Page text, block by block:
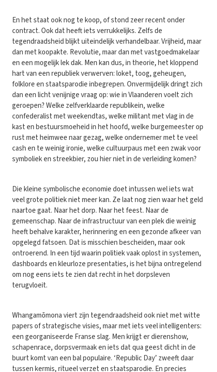
En het staat ook nog te koop, of stond zeer recent onder
contract. Ook dat heeft iets verrukkelijks. Zelfs de
tegendraadsheid blijkt uiteindelijk verhandelbaar. Vrijheid, maar
dan met koopakte. Revolutie, maar dan met vastgoedmakelaar
en een mogelijk lek dak. Men kan dus, in theorie, het kloppend
hart van een republiek verwerven: loket, toog, geheugen,
folklore en staatsparodie inbegrepen. Onvermijdelijk dringt zich
dan een licht venijnige vraag op: wie in Vlaanderen voelt zich
geroepen? Welke zelfverklaarde republikein, welke
confederalist met weekendtas, welke militant met vlag in de
kast en bestuursmoeheid in het hoofd, welke burgemeester op
rust met heimwee naar gezag, welke ondernemer met te veel
cash en te weinig ironie, welke cultuurpaus met een zwak voor
symboliek en streekbier, zou hier niet in de verleiding komen?
Die kleine symbolische economie doet intussen wel iets wat
veel grote politiek niet meer kan. Ze laat nog zien waar het geld
naartoe gaat. Naar het dorp. Naar het feest. Naar de
gemeenschap. Naar de infrastructuur van een plek die weinig
heeft behalve karakter, herinnering en een gezonde afkeer van
opgelegd fatsoen. Dat is misschien bescheiden, maar ook
ontroerend. In een tijd waarin politiek vaak oplost in systemen,
dashboards en kleurloze presentaties, is het bijna ontregelend
om nog eens iets te zien dat recht in het dorpsleven
terugvloeit.
Whangamōmona viert zijn tegendraadsheid ook niet met witte
papers of strategische visies, maar met iets veel intelligenters:
een georganiseerde Franse slag. Men krijgt er dierenshow,
schapenrace, dorpsvermaak en iets dat qua geest dicht in de
buurt komt van een bal populaire. ‘Republic Day’ zweeft daar
tussen kermis, ritueel verzet en staatsparodie. En precies